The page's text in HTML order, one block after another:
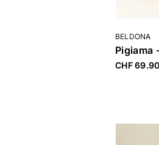
BELDONA
Pigiama
CHF 69.90